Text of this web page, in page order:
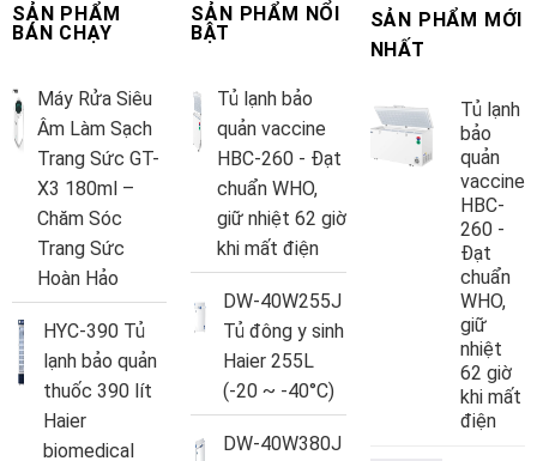
SẢN PHẨM
BÁN CHẠY
Máy Rửa Siêu
Âm Làm Sạch
Trang Sức GT-
X3 180ml –
Chăm Sóc
Trang Sức
Hoàn Hảo
HYC-390 Tủ
lạnh bảo quản
thuốc 390 lít
Haier
biomedical
SẢN PHẨM NỔI
BẬT
Tủ lạnh bảo
quản vaccine
HBC-260 - Đạt
chuẩn WHO,
giữ nhiệt 62 giờ
khi mất điện
DW-40W255J
Tủ đông y sinh
Haier 255L
(-20 ~ -40°C)
DW-40W380J
SẢN PHẨM MỚI
NHẤT
Tủ lạnh
bảo
quản
vaccine
HBC-
260 -
Đạt
chuẩn
WHO,
giữ
nhiệt
62 giờ
khi mất
điện